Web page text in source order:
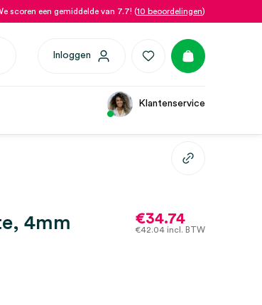
scoren een gemiddelde van 7.7! (10 beoordelingen)
Inloggen
Klantenservice
4mm
€34.74
€42.04 incl. BTW